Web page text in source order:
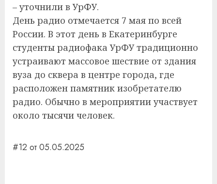
– уточнили в УрФУ.
День радио отмечается 7 мая по всей
России. В этот день в Екатеринбурге
студенты радиофака УрФУ традиционно
устраивают массовое шествие от здания
вуза до сквера в центре города, где
расположен памятник изобретателю
радио. Обычно в мероприятии участвует
около тысячи человек.
#12 от 05.05.2025